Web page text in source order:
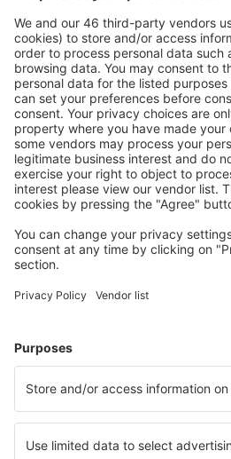
Schnell und einfach
Angebot an Ihre Bedürfnisse
Sicher planen
Buchen ohne Sorgen mit
Stornierungsoption.
Mehr sparen
Attraktive Preise und
Benutzer.
Unterkünfte, die Sie mögen
Meist gesuchte Hotels von
Hotels in Indien - Beliebte Städte